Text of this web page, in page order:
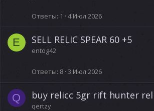
Ответы 1 4 Июл 2026
E SELL RELIC SPEAR 60 +5
entog42
Ответы 8 3 Июл 2026
Q buy relicc 5gr rift hunter
qertzy